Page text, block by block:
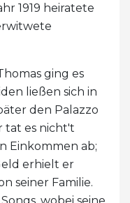
1919 heiratete
ging es
ließen sich in
den Palazzo
tat es nicht't
Einkommen ab;
erhielt er
seiner Familie.